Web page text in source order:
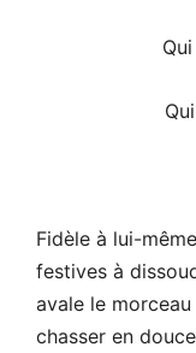
Fidèle à lui-
festives à
avale le
chasser en